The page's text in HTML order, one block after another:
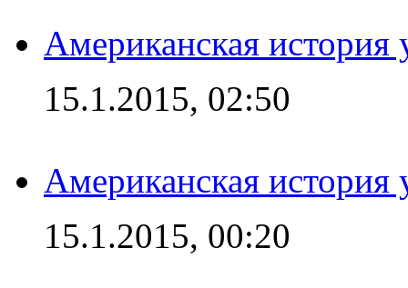
Американская история
15.1.2015, 02:50
Американская история
15.1.2015, 00:20